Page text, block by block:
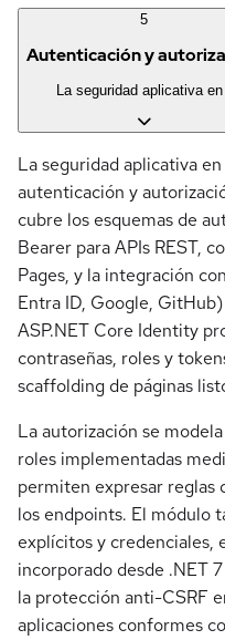
5
Autenticación y
La seguridad aplicativa
La seguridad aplicativa
autenticación y
cubre los esquemas de
Bearer para APIs REST,
Pages, y la integración
Entra ID, Google,
ASP.NET Core Identity
contraseñas, roles y
scaffolding de páginas
La autorización se
roles implementadas
permiten expresar reglas
los endpoints. El módulo
explícitos y
incorporado desde .NET
la protección anti-CSRF
aplicaciones conformes